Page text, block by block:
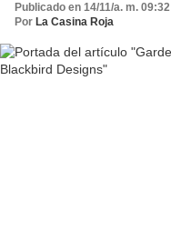
Publicado en 14/11/a. m. 09:32
Por La Casina Roja